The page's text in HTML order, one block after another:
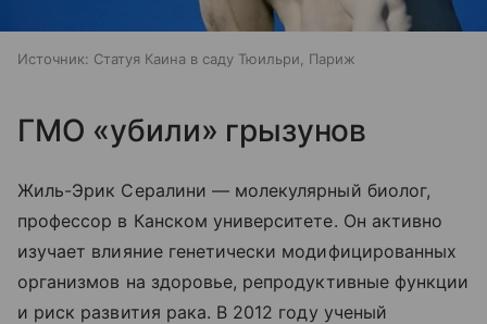
Источник: Статуя Каина в саду Тюильри, Париж
ГМО «убили» грызунов
Жиль-Эрик Сералини — молекулярный биолог,
профессор в Канском университете. Он активно
изучает влияние генетически модифицированных
организмов на здоровье, репродуктивные функции
и риск развития рака. В 2012 году ученый